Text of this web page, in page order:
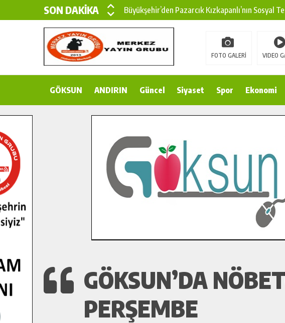
SON DAKİKA
Büyükşehir’den Pazarcık Kızkapanlı’nın Sosyal
Büyükşehir’den Pazarcık Kırsalına Modern Ulaşım
Çin’den KSÜ’ye Uluslararası Başarı: Edinilen Bilgi
Gençler Pusula Maraş Kampında Yeni Medya ve
İlçe Jandarma Komutanı Karakaya’dan Başkan
Bertiz’in Yeni Köprüsünde Sona Doğru.
FOTO GALERİ VIDEO
GÖKSUN ANDIRIN Güncel Siyaset Spor Ekonomi
GÖKSUN’DA
PERŞEMBE